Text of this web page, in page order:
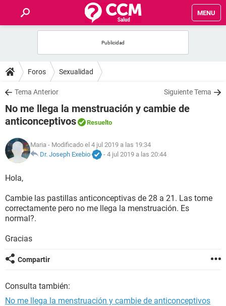
MENU
FOROS
SALUD
FAMILIA
NUTRICIÓN
SEXUALIDAD
GLOSARIO
Foros Sexualidad
Tema Anterior Siguiente Tema
No me llega la menstruación y cambie de
anticonceptivos
Resuelto
Maria - Modificado el 4 jul 2019 a las 19:34
Dr. Joseph Exebio
- 4 jul 2019 a las 20:44
Hola,
Cambie las pastillas anticonceptivas de 28 a 21. Las tome
correctamente pero no me llega la menstruación. Es
normal?.
Gracias
Compartir
Consulta también:
No me llega la menstruación y cambie de anticonceptivos